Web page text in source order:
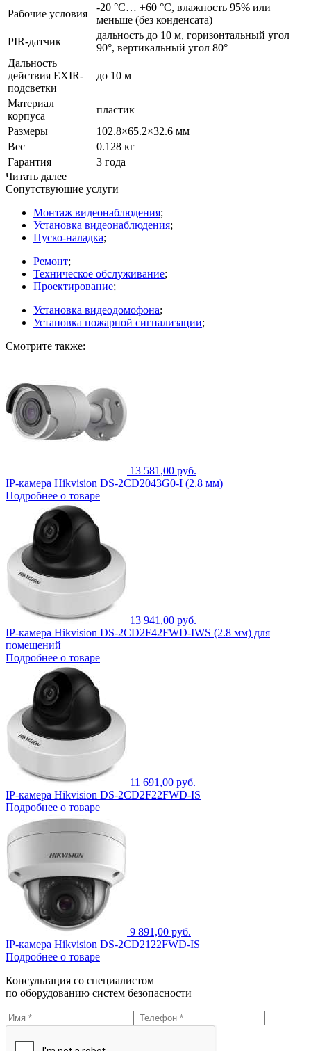
Рабочие условия
-20 °C… +60 °C, влажность 95% или
меньше (без конденсата)
PIR-датчик
дальность до 10 м, горизонтальный угол
90°, вертикальный угол 80°
Дальность
действия EXIR-
подсветки
до 10 м
Материал
корпуса
пластик
Размеры
102.8×65.2×32.6 мм
Вес
0.128 кг
Гарантия
3 года
Читать далее
Сопутствующие услуги
Монтаж видеонаблюдения;
Установка видеонаблюдения;
Пуско-наладка;
Ремонт;
Техническое обслуживание;
Проектирование;
Установка видеодомофона;
Установка пожарной сигнализации;
Смотрите также:
13 581,00 руб.
IP-камера Hikvision DS-2CD2043G0-I (2.8 мм)
Подробнее о товаре
13 941,00 руб.
IP-камера Hikvision DS-2CD2F42FWD-IWS (2.8 мм) для
помещений
Подробнее о товаре
11 691,00 руб.
IP-камера Hikvision DS-2CD2F22FWD-IS
Подробнее о товаре
9 891,00 руб.
IP-камера Hikvision DS-2CD2122FWD-IS
Подробнее о товаре
Консультация со специалистом
по оборудованию систем безопасности